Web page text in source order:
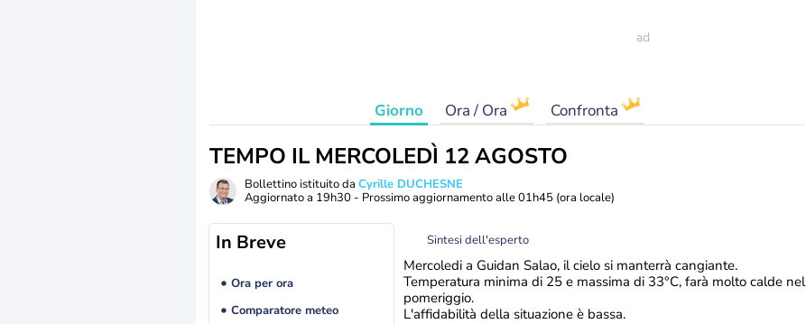
Giorno Ora / Ora Confronta
TEMPO IL MERCOLEDÌ 12 AGOSTO
Bollettino istituito da Cyrille DUCHESNE
Aggiornato a 19h30 - Prossimo aggiornamento alle01h45 (ora locale)
In Breve
Ora per ora
Comparatore meteo
Sintesi dell'esperto
Mercoledi a Guidan Salao, il cielo si manterrà cangiante.
Temperatura minima di 25 e massima di 33°C, farà molto calde nel
pomeriggio.
L'affidabilità della situazione è bassa.